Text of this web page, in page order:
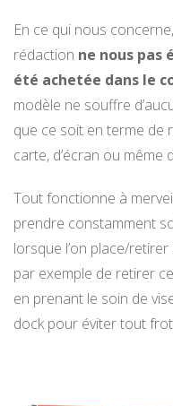
En ce qui nous
rédaction ne nous
été achetée dans le
modèle ne souffre
que ce soit en terme de
carte, d’écran ou
Tout fonctionne à
prendre constamment
lorsque l’on place/
par exemple de retirer
en prenant le soin de
dock pour éviter tout